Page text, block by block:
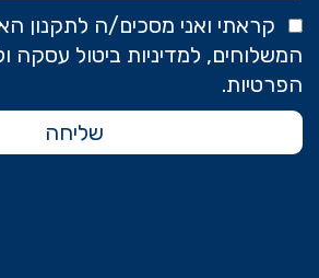
קראתי ואני מסכים/ה לתקנון
המשלוחים, למדיניות ביטול עסקה
הפרטיות.
שליחה